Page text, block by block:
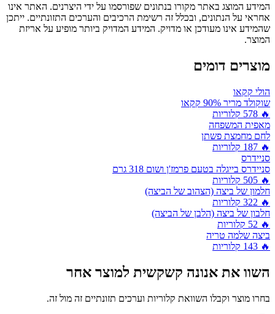
המידע המוצג באתר מקורו בנתונים שפורסמו על ידי היצרנים. האתר אינו
אחראי על הנתונים, ובכלל זה רשימת הרכיבים והערכים התזונתיים. ייתכן
שהמידע אינו מעודכן או מדויק. המידע המדויק ביותר מופיע על אריזת
המוצר.
מוצרים דומים
הולי קקאו
שוקולד מריר 90% קקאו
🔥
578 קלוריות
מאפית המשפחה
לחם מחמצת פשתן
🔥
187 קלוריות
סניידרס
סניידרס בייגלה בטעם פרמז'ן ושום 318 גרם
🔥
505 קלוריות
חלמון של ביצה (הצהוב של הביצה)
🔥
322 קלוריות
חלבון של ביצה (הלבן של הביצה)
🔥
52 קלוריות
ביצה שלמה טריה
🔥
143 קלוריות
השוו את אנונה קשקשית למוצר אחר
בחרו מוצר וקבלו השוואת קלוריות וערכים תזונתיים זה מול זה.